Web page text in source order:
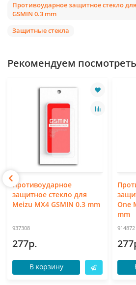
Противоударное защитное стекло для
GSMIN 0.3 mm
Защитные стекла
Рекомендуем посмотреть
Противоударное
защитное стекло для
Meizu MX4 GSMIN 0.3 mm
937308
277р.
В корзину
One
mm
914872